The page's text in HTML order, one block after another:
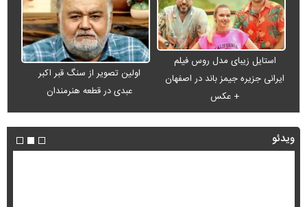
استایل زیبای مدل روس فیلم
ایرانی جزیره جیمز باند در اصفهان
+ عکس
اولین تصویر از سنگ قبر اکبر
عبدی در قطعه هنرمندان
ویدئو